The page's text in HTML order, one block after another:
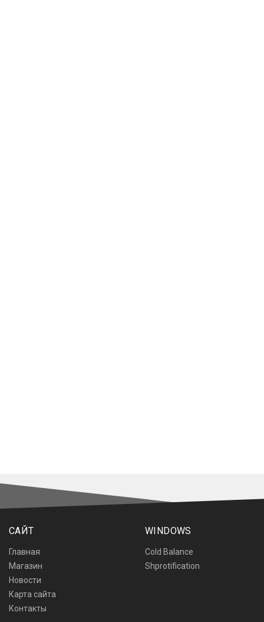
САЙТ WINDOWS
Главная
Cold Balance
Магазин
Shprotification
Новости
Карта сайта
Контакты